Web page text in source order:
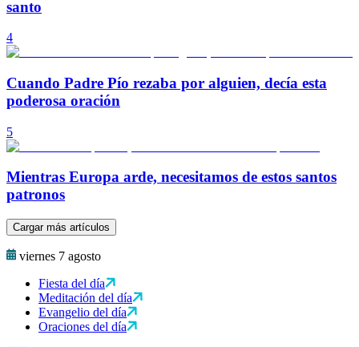
santo
4
Cuando Padre Pío rezaba por alguien, decía esta
poderosa oración
5
Mientras Europa arde, necesitamos de estos santos
patronos
Cargar más artículos
viernes 7 agosto
Fiesta del día
Meditación del día
Evangelio del día
Oraciones del día